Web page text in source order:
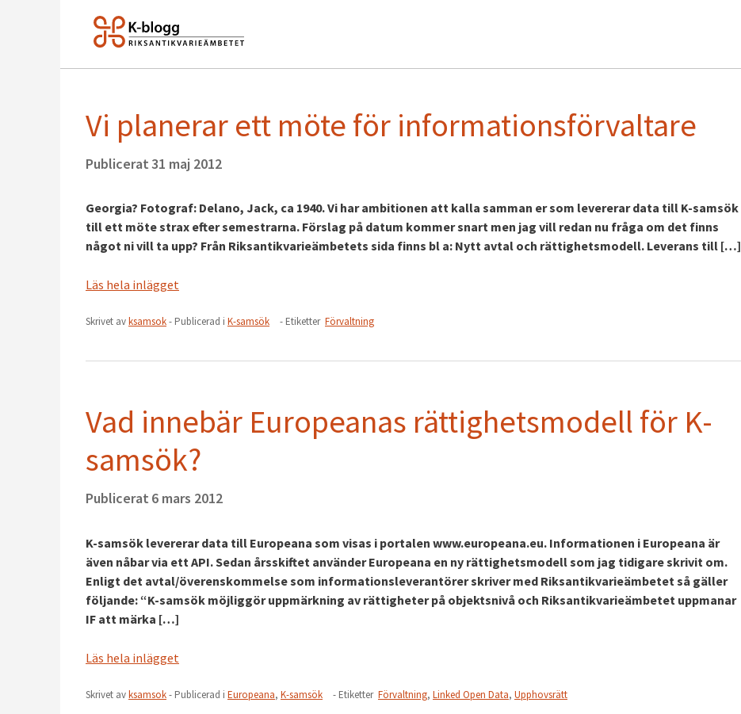
Vi planerar ett möte för informationsförvaltare
Publicerat31 maj 2012
Georgia? Fotograf: Delano, Jack, ca 1940. Vi har ambitionen att kalla samman er som levererar data till K-samsök
till ett möte strax efter semestrarna. Förslag på datum kommer snart men jag vill redan nu fråga om det finns
något ni vill ta upp? Från Riksantikvarieämbetets sida finns bl a: Nytt avtal och rättighetsmodell. Leverans till […]
Läs hela inlägget
Skrivet avksamsok- Publicerad i K-samsök - Etiketter Förvaltning
Vad innebär Europeanas rättighetsmodell för K-
samsök?
Publicerat 6 mars 2012
K-samsök levererar data till Europeana som visas i portalen www.europeana.eu. Informationen i Europeana är
även nåbar via ett API. Sedan årsskiftet använder Europeana en ny rättighetsmodell som jag tidigare skrivit om.
Enligt det avtal/överenskommelse som informationsleverantörer skriver med Riksantikvarieämbetet så gäller
följande: “K-samsök möjliggör uppmärkning av rättigheter på objektsnivå och Riksantikvarieämbetet uppmanar
IF att märka […]
Läs hela inlägget
Skrivet avksamsok- Publicerad i Europeana, K-samsök - Etiketter Förvaltning, Linked Open Data, Upphovsrätt